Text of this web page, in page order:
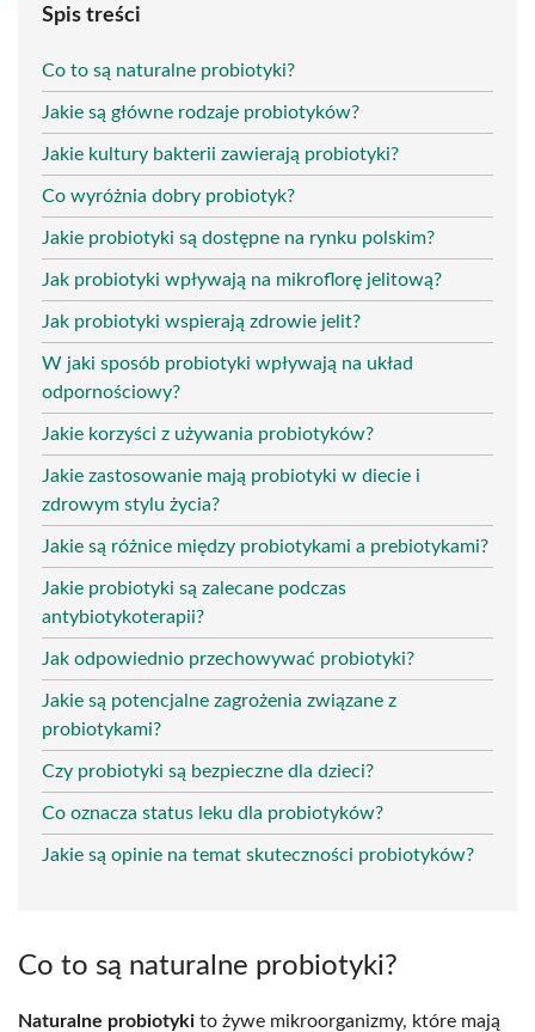
Spis treści
Co to są naturalne probiotyki?
Jakie są główne rodzaje probiotyków?
Jakie kultury bakterii zawierają probiotyki?
Co wyróżnia dobry probiotyk?
Jakie probiotyki są dostępne na rynku polskim?
Jak probiotyki wpływają na mikroflorę jelitową?
Jak probiotyki wspierają zdrowie jelit?
W jaki sposób probiotyki wpływają na układ
odpornościowy?
Jakie korzyści z używania probiotyków?
Jakie zastosowanie mają probiotyki w diecie i
zdrowym stylu życia?
Jakie są różnice między probiotykami a prebiotykami?
Jakie probiotyki są zalecane podczas
antybiotykoterapii?
Jak odpowiednio przechowywać probiotyki?
Jakie są potencjalne zagrożenia związane z
probiotykami?
Czy probiotyki są bezpieczne dla dzieci?
Co oznacza status leku dla probiotyków?
Jakie są opinie na temat skuteczności probiotyków?
Co to są naturalne probiotyki?
Naturalne probiotyki to żywe mikroorganizmy, które mają